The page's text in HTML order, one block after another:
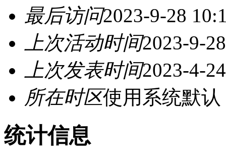
最后访问2023-9-28
上次活动时间2023-9-
上次发表时间2023-4-
所在时区使用系统默认
统计信息